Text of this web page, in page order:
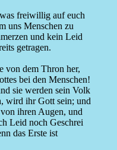
freiwillig auf euch
uns Menschen zu
und kein Leid
getragen.
von dem Thron her,
bei den Menschen!
sie werden sein Volk
wird ihr Gott sein; und
ihren Augen, und
Leid noch Geschrei
das Erste ist